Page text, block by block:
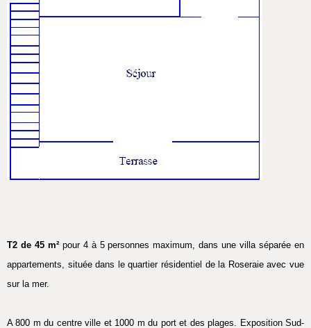
T2 de 45 m²pour 4 à 5 personnes maximum, dans une villa séparée en
appartements, située dans le quartier résidentiel de la Roseraie avec vue
sur la mer.
A 800 m du centre ville et 1000 m du port et des plages. Exposition Sud-